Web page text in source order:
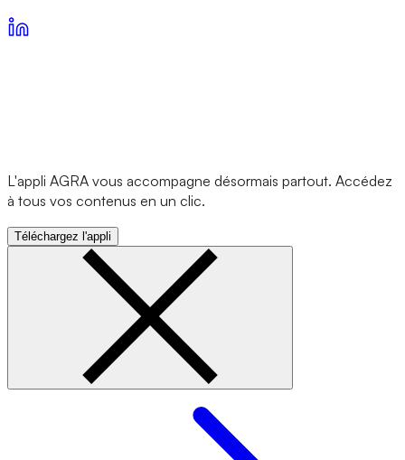
L'appli AGRA vous accompagne désormais partout. Accédez
à tous vos contenus en un clic.
Téléchargez l'appli